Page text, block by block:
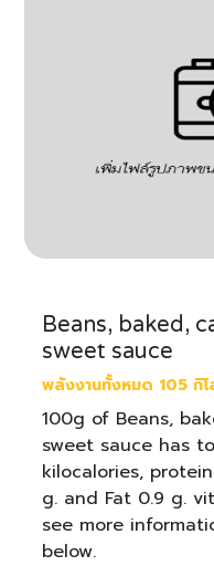
Beans, baked,
sweet sauce
พลังงานทั้งหมด 105 กิ
100g of Beans,
sweet sauce has
kilocalories,
g. and Fat 0.9 g.
see more
below.